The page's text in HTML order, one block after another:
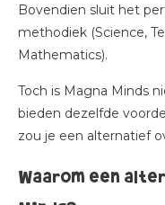
Bovendien sluit het
methodiek (Science,
Mathematics).
Toch is Magna Minds
bieden dezelfde
zou je een alternatief
Waarom een